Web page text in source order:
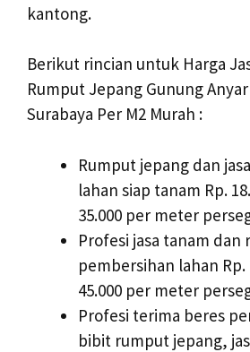
kantong.
Berikut rincian untuk Harga
Rumput Jepang Gunung
Surabaya Per M2 Murah :
Rumput jepang dan
lahan siap tanam Rp.
35.000 per meter
Profesi jasa tanam
pembersihan lahan Rp.
45.000 per meter
Profesi terima beres
bibit rumput jepang,